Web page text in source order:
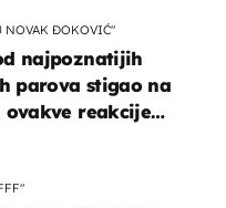
NOVAK ĐOKOVIĆ"
najpoznatijih
parova stigao na
ovakve reakcije